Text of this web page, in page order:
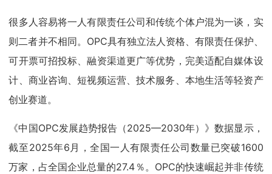
很多人容易将一人有限责任公司和传统个体户混为一谈，实
则二者并不相同。OPC具有独立法人资格、有限责任保护、
可开票可招投标、融资渠道更广等优势，完美适配自媒体设
计、商业咨询、短视频运营、技术服务、本地生活等轻资产
创业赛道。
《中国OPC发展趋势报告（2025—2030年）》数据显示，
截至2025年6月，全国一人有限责任公司数量已突破1600
万家，占全国企业总量的27.4％。OPC的快速崛起并非传统